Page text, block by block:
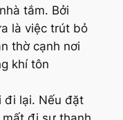
tắm. Bởi
là việc trút bỏ
thờ cạnh nơi
khí tôn
đi lại. Nếu đặt